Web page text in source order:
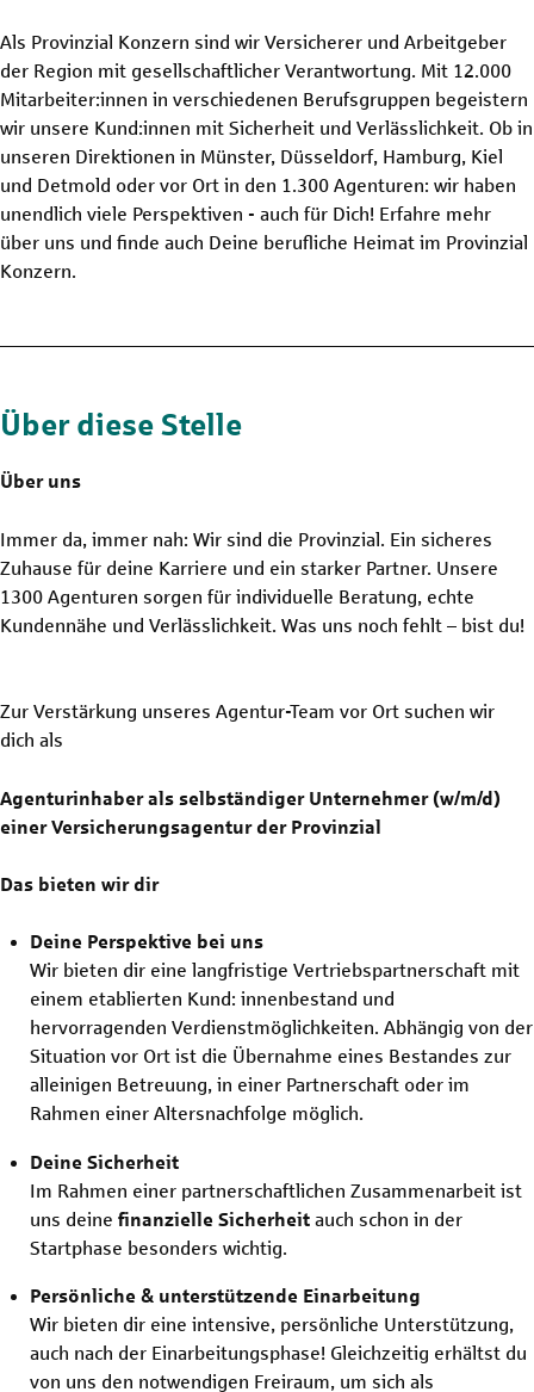
Als Provinzial Konzern sind wir Versicherer und Arbeitgeber
der Region mit gesellschaftlicher Verantwortung. Mit 12.000
Mitarbeiter:innen in verschiedenen Berufsgruppen begeistern
wir unsere Kund:innen mit Sicherheit und Verlässlichkeit. Ob in
unseren Direktionen in Münster, Düsseldorf, Hamburg, Kiel
und Detmold oder vor Ort in den 1.300 Agenturen: wir haben
unendlich viele Perspektiven - auch für Dich! Erfahre mehr
über uns und finde auch Deine berufliche Heimat im Provinzial
Konzern.
Über diese Stelle
Über uns
Immer da, immer nah: Wir sind die Provinzial. Ein sicheres
Zuhause für deine Karriere und ein starker Partner. Unsere
1300 Agenturen sorgen für individuelle Beratung, echte
Kundennähe und Verlässlichkeit. Was uns noch fehlt – bist du!
Zur Verstärkung unseres Agentur-Team vor Ort suchen wir
dich als
Agenturinhaber als selbständiger Unternehmer (w/m/d)
einer Versicherungsagentur der Provinzial
Das bieten wir dir
Deine Perspektive bei uns
Wir bieten dir eine langfristige Vertriebspartnerschaft mit
einem etablierten Kund: innenbestand und
hervorragenden Verdienstmöglichkeiten. Abhängig von der
Situation vor Ort ist die Übernahme eines Bestandes zur
alleinigen Betreuung, in einer Partnerschaft oder im
Rahmen einer Altersnachfolge möglich.
Deine Sicherheit
Im Rahmen einer partnerschaftlichen Zusammenarbeit ist
uns deinefinanzielle Sicherheit auch schon in der
Startphase besonders wichtig.
Persönliche & unterstützende Einarbeitung
Wir bieten dir eine intensive, persönliche Unterstützung,
auch nach der Einarbeitungsphase! Gleichzeitig erhältst du
von uns den notwendigen Freiraum, um sich als